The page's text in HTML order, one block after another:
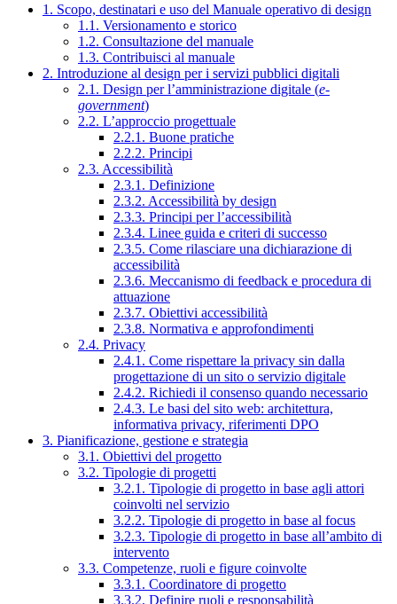
1. Scopo, destinatari e uso del Manuale operativo di design
1.1. Versionamento e storico
1.2. Consultazione del manuale
1.3. Contribuisci al manuale
2. Introduzione al design per i servizi pubblici digitali
2.1. Design per l’amministrazione digitale (e-
government)
2.2. L’approccio progettuale
2.2.1. Buone pratiche
2.2.2. Principi
2.3. Accessibilità
2.3.1. Definizione
2.3.2. Accessibilità by design
2.3.3. Principi per l’accessibilità
2.3.4. Linee guida e criteri di successo
2.3.5. Come rilasciare una dichiarazione di
accessibilità
2.3.6. Meccanismo di feedback e procedura di
attuazione
2.3.7. Obiettivi accessibilità
2.3.8. Normativa e approfondimenti
2.4. Privacy
2.4.1. Come rispettare la privacy sin dalla
progettazione di un sito o servizio digitale
2.4.2. Richiedi il consenso quando necessario
2.4.3. Le basi del sito web: architettura,
informativa privacy, riferimenti DPO
3. Pianificazione, gestione e strategia
3.1. Obiettivi del progetto
3.2. Tipologie di progetti
3.2.1. Tipologie di progetto in base agli attori
coinvolti nel servizio
3.2.2. Tipologie di progetto in base al focus
3.2.3. Tipologie di progetto in base all’ambito di
intervento
3.3. Competenze, ruoli e figure coinvolte
3.3.1. Coordinatore di progetto
3.3.2. Definire ruoli e responsabilità